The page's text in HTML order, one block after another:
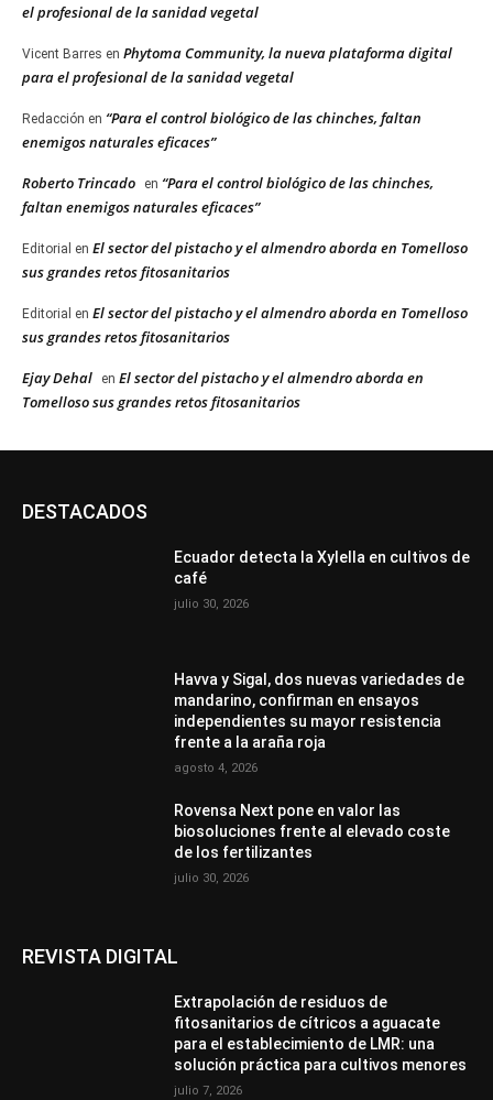
el profesional de la sanidad vegetal
Vicent Barres en Phytoma Community, la nueva plataforma digital
para el profesional de la sanidad vegetal
Redacción en “Para el control biológico de las chinches, faltan
enemigos naturales eficaces”
Roberto Trincado en “Para el control biológico de las chinches,
faltan enemigos naturales eficaces”
Editorial en El sector del pistacho y el almendro aborda en Tomelloso
sus grandes retos fitosanitarios
Editorial en El sector del pistacho y el almendro aborda en Tomelloso
sus grandes retos fitosanitarios
Ejay Dehal en El sector del pistacho y el almendro aborda en
Tomelloso sus grandes retos fitosanitarios
DESTACADOS
Ecuador detecta la Xylella en cultivos de
café
julio 30, 2026
Havva y Sigal, dos nuevas variedades de
mandarino, confirman en ensayos
independientes su mayor resistencia
frente a la araña roja
agosto 4, 2026
Rovensa Next pone en valor las
biosoluciones frente al elevado coste
de los fertilizantes
julio 30, 2026
REVISTA DIGITAL
Extrapolación de residuos de
fitosanitarios de cítricos a aguacate
para el establecimiento de LMR: una
solución práctica para cultivos menores
julio 7, 2026